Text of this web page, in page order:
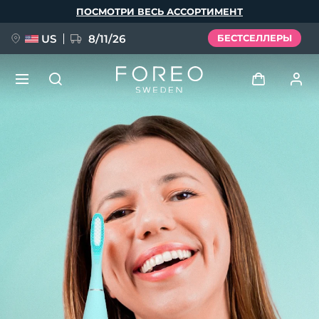
ПОСМОТРИ ВЕСЬ АССОРТИМЕНТ
US 8/11/26 БЕСТСЕЛЛЕРЫ
Профиль пользователя
Мои приборы
Мои заказы
Мои адреса
Мои подписки
FAQ™ Pure Beauty-Tech Elixir
BREAKING NEWS
issa™ Teeth Whitening Set
Deutsch
Español
Français
Italiano
Português
Svenska
Русский
简体中文 繁體中文